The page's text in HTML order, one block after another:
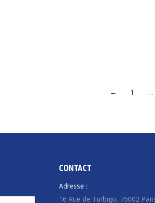
← 1 …
CONTACT
Adresse :
16 Rue de Turbigo, 75002